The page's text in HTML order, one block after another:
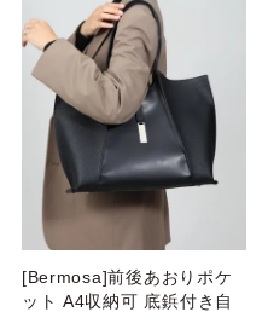
[Bermosa]前後あおりポケ
ット A4収納可 底鋲付き自